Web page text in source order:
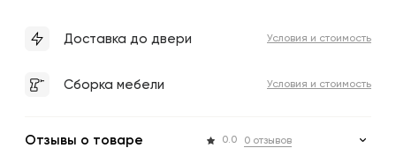
Доставка до двери Условия и стоимость
Сборка мебели Условия и стоимость
Отзывы о товаре 0.0 0 отзывов